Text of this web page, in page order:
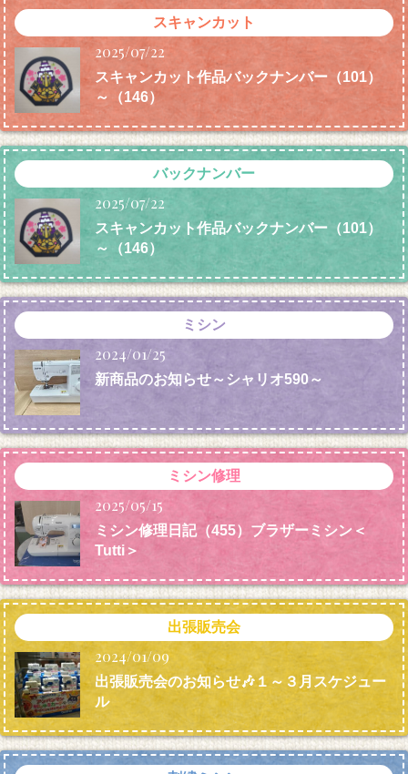
スキャンカット
2025/07/22
スキャンカット作品バックナンバー（101）
～（146）
バックナンバー
2025/07/22
スキャンカット作品バックナンバー（101）
～（146）
ミシン
2024/01/25
新商品のお知らせ～シャリオ590～
ミシン修理
2025/05/15
ミシン修理日記（455）ブラザーミシン＜
Tutti＞
出張販売会
2024/01/09
出張販売会のお知らせ🎶１～３月スケジュー
ル